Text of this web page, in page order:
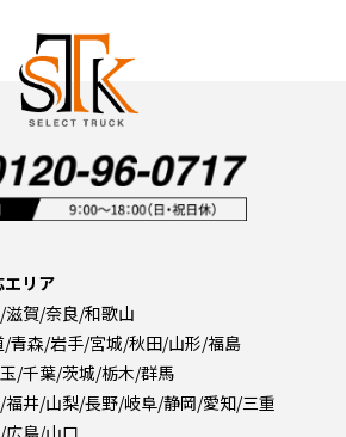
エリア
賀/奈良/和歌山
青森/岩手/宮城/秋田/山形/福島
/千葉/茨城/栃木/群馬
井/山梨/長野/岐阜/静岡/愛知/三重
島/山口